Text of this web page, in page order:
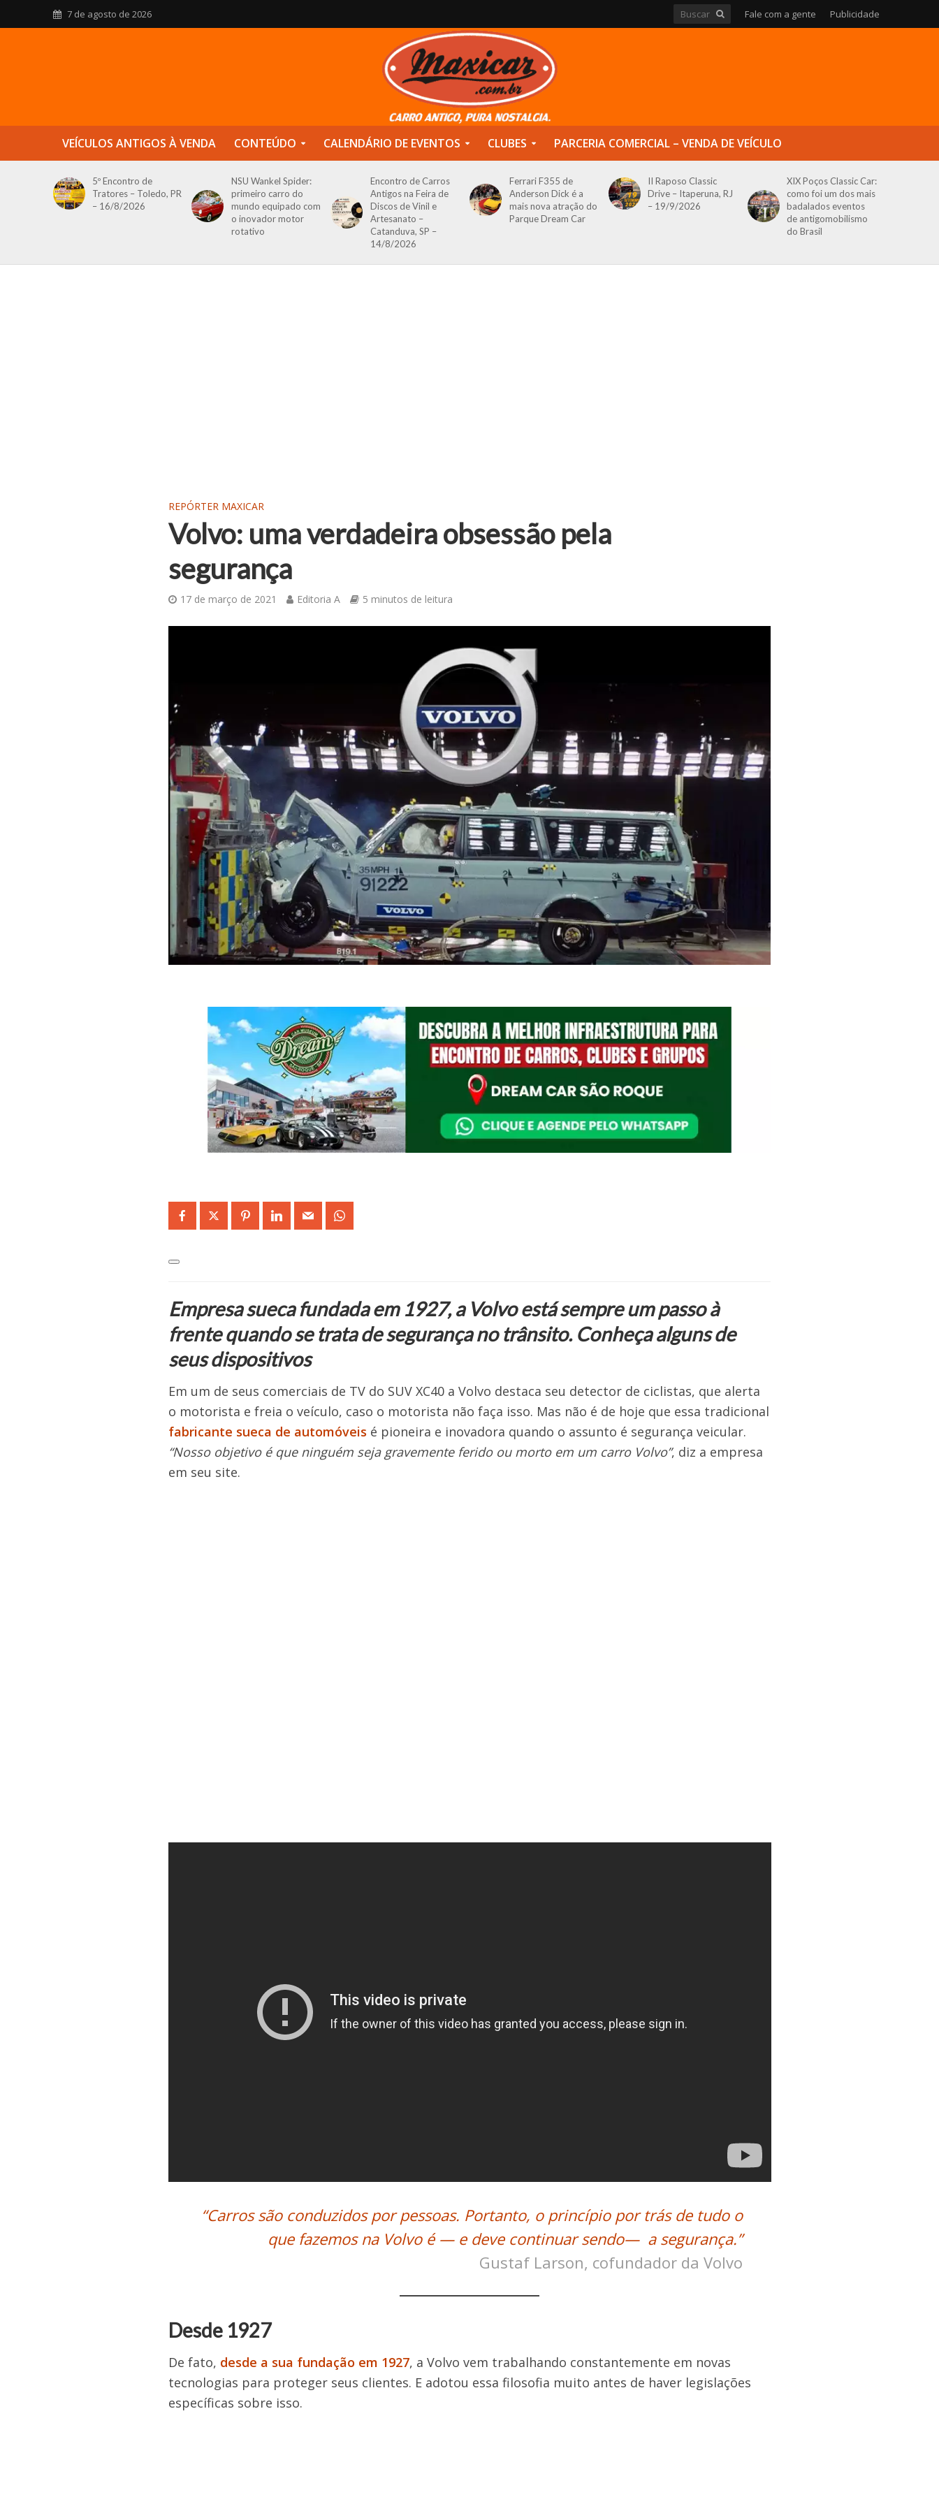
7 de agosto de 2026 Fale com a gente Publicidade
VEÍCULOS ANTIGOS À VENDA CONTEÚDO CALENDÁRIO DE EVENTOS CLUBES PARCERIA COMERCIAL – VENDA DE VEÍCULO
5º Encontro de
Tratores – Toledo, PR
– 16/8/2026
NSU Wankel Spider:
primeiro carro do
mundo equipado com
o inovador motor
rotativo
Encontro de Carros
Antigos na Feira de
Discos de Vinil e
Artesanato –
Catanduva, SP –
14/8/2026
Ferrari F355 de
Anderson Dick é a
mais nova atração do
Parque Dream Car
II Raposo Classic
Drive – Itaperuna, RJ
– 19/9/2026
XIX Poços Classic Car:
como foi um dos mais
badalados eventos
de antigomobilismo
do Brasil
REPÓRTER MAXICAR
Volvo: uma verdadeira obsessão pela
segurança
17 de março de 2021 Editoria A 5 minutos de leitura
Empresa sueca fundada em 1927, a Volvo está sempre um passo à
frente quando se trata de segurança no trânsito. Conheça alguns de
seus dispositivos
Em um de seus comerciais de TV do SUV XC40 a Volvo destaca seu detector de ciclistas, que alerta
o motorista e freia o veículo, caso o motorista não faça isso. Mas não é de hoje que essa tradicional
fabricante sueca de automóveis é pioneira e inovadora quando o assunto é segurança veicular.
“Nosso objetivo é que ninguém seja gravemente ferido ou morto em um carro Volvo”, diz a empresa
em seu site.
“Carros são conduzidos por pessoas. Portanto, o princípio por trás de tudo o
que fazemos na Volvo é — e deve continuar sendo— a segurança.”
Gustaf Larson, cofundador da Volvo
Desde 1927
De fato, desde a sua fundação em 1927, a Volvo vem trabalhando constantemente em novas
tecnologias para proteger seus clientes. E adotou essa filosofia muito antes de haver legislações
específicas sobre isso.